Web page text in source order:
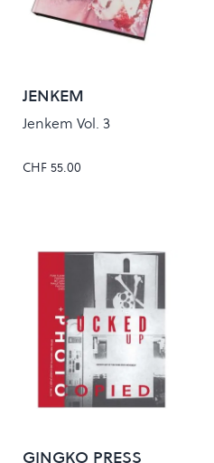
JENKEM
Jenkem Vol. 3
CHF 55.00
GINGKO PRESS